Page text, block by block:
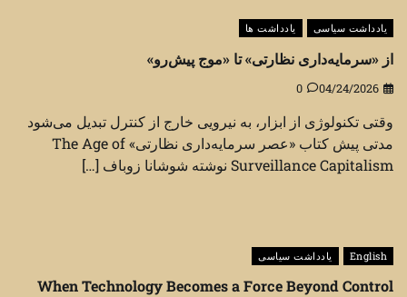
یادداشت سیاسی یادداشت ها
از «سرمایه‌داری نظارتی» تا «موج پیش‌رو»
04/24/2026
0
وقتی تکنولوژی از ابزار، به نیرویی خارج از کنترل تبدیل می‌شود
مدتی پیش کتاب «عصر سرمایه‌داری نظارتی» The Age of
Surveillance Capitalism نوشته شوشانا زوباف […]
English یادداشت سیاسی
When Technology Becomes a Force Beyond Control